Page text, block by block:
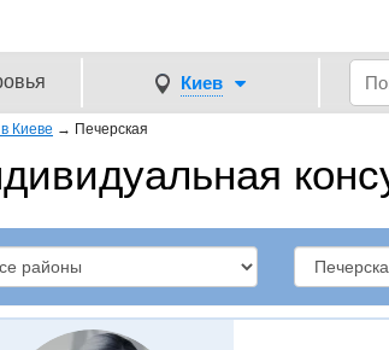
Киев
Киеве → Печерская